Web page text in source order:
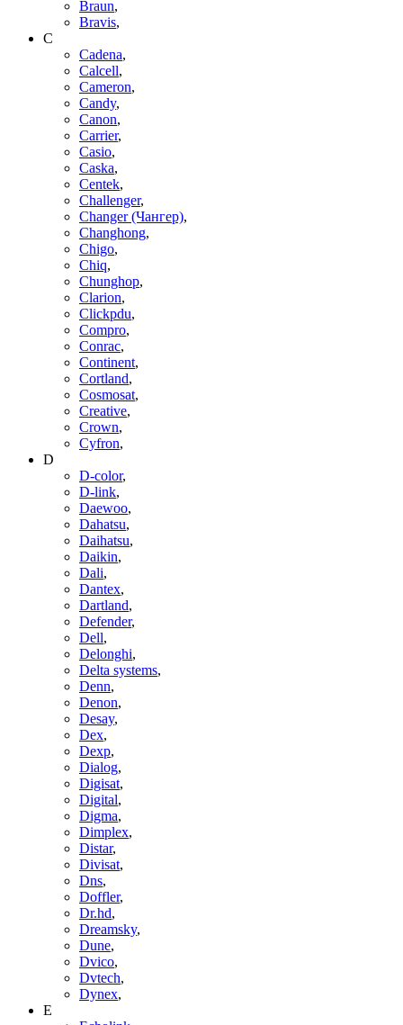
Braun,
Bravis,
C
Cadena,
Calcell,
Cameron,
Candy,
Canon,
Carrier,
Casio,
Caska,
Centek,
Challenger,
Changer (Чангер),
Changhong,
Chigo,
Chiq,
Chunghop,
Clarion,
Clickpdu,
Compro,
Conrac,
Continent,
Cortland,
Cosmosat,
Creative,
Crown,
Cyfron,
D
D-color,
D-link,
Daewoo,
Dahatsu,
Daihatsu,
Daikin,
Dali,
Dantex,
Dartland,
Defender,
Dell,
Delonghi,
Delta systems,
Denn,
Denon,
Desay,
Dex,
Dexp,
Dialog,
Digisat,
Digital,
Digma,
Dimplex,
Distar,
Divisat,
Dns,
Doffler,
Dr.hd,
Dreamsky,
Dune,
Dvico,
Dvtech,
Dynex,
E